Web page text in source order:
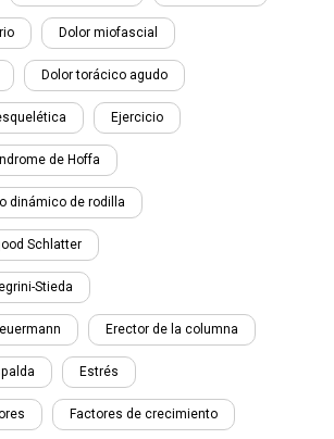
Dolor miofascial
Dolor torácico agudo
Ejercicio
de Hoffa
dinámico de rodilla
Schlatter
Stieda
Erector de la columna
Estrés
Factores de crecimiento